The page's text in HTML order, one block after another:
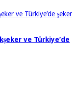
ve Türkiye’de